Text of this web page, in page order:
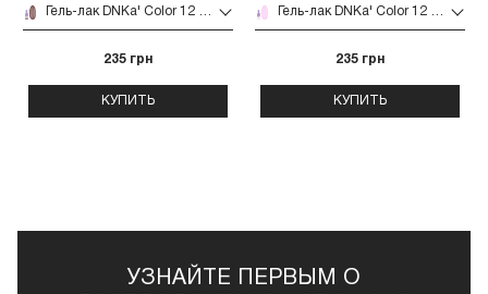
Гель-лак DNKa' Color 12 мл (013)
235 грн
КУПИТЬ
Гель-лак DNKa' Color 12 мл (032)
235 грн
КУПИТЬ
УЗНАЙТЕ ПЕРВЫМ О